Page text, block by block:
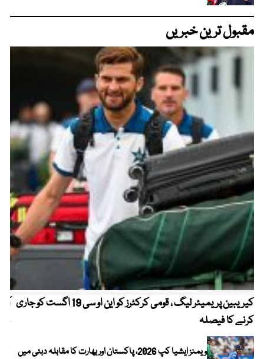
مقبول ترین خبریں
کیریبین پریمیئر لیگ ، قومی کرکٹرز کو این او سی 19 اگست کو جاری
کرنے کا فیصلہ
ویمنز ایشیا کپ 2026، پاکستان اور بھارت کا مقابلہ دبئی میں